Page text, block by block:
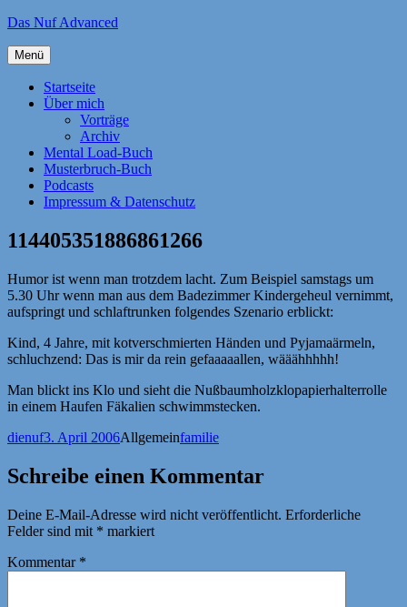
Zum
springen
Das Nuf Advanced
Menü
Startseite
Über mich
Vorträge
Archiv
Mental Load-Buch
Musterbruch-Buch
Podcasts
Impressum & Datenschutz
114405351886861266
Humor ist wenn man trotzdem lacht. Zum Beispiel samstags um
5.30 Uhr wenn man aus dem Badezimmer Kindergeheul vernimmt,
aufspringt und schlaftrunken folgendes Szenario erblickt:
Kind, 4 Jahre, mit kotverschmierten Händen und Pyjamaärmeln,
schluchzend: Das is mir da rein gefaaaaallen, wääähhhhh!
Man blickt ins Klo und sieht die Nußbaumholzklopapierhalterrolle
in einem Haufen Fäkalien schwimmstecken.
Autor
dienufVeröffentlicht
3. April 2006Kategorien
AllgemeinSchlagwörter
familie
Schreibe einen Kommentar
Deine E-Mail-Adresse wird nicht veröffentlicht. Erforderliche
Felder sind mit * markiert
Kommentar *